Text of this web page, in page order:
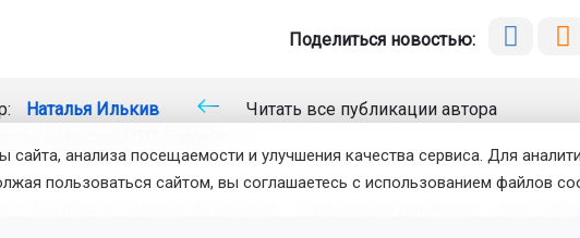
Поделиться новостью:
Наталья Илькив
Читать все публикации автора
анализа посещаемости и улучшения качества сервиса. Для
пользоваться сайтом, вы соглашаетесь с использованием файлов